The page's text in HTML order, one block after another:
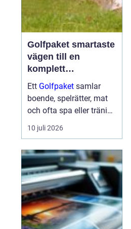
Golfpaket smartaste
vägen till en
komplett
golfupplevelse
Ett Golfpaket samlar
boende, spelrätter, mat
och ofta spa eller träning
i en och samma
bokning. För dig som vill
banan och minimera
krånglet med logistik är
ett genomtänkt p...
10 juli 2026